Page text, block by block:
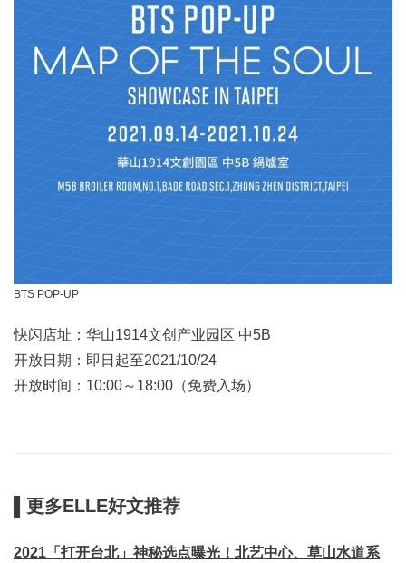
BTS POP-UP
快闪店址：华山1914文创产业园区 中5B
开放日期：即日起至2021/10/24
开放时间：10:00～18:00（免费入场）
▌更多ELLE好文推荐
2021「打开台北」神秘选点曝光！北艺中心、草山水道系